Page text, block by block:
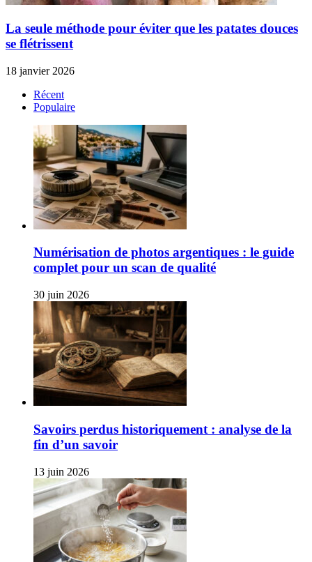
La seule méthode pour éviter que les patates douces
se flétrissent
18 janvier 2026
Récent
Populaire
Numérisation de photos argentiques : le guide
complet pour un scan de qualité
30 juin 2026
Savoirs perdus historiquement : analyse de la
fin d’un savoir
13 juin 2026